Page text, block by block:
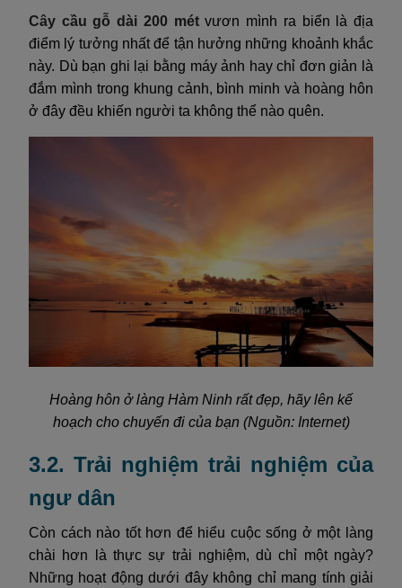
Cây cầu gỗ dài 200 métvươn mình ra biển là địa
điểm lý tưởng nhất để tận hưởng những khoảnh khắc
này. Dù bạn ghi lại bằng máy ảnh hay chỉ đơn giản là
đắm mình trong khung cảnh, bình minh và hoàng hôn
ở đây đều khiến người ta không thể nào quên.
Hoàng hôn ở làng Hàm Ninh rất đẹp, hãy lên kế
hoạch cho chuyến đi của bạn (Nguồn: Internet)
3.2. Trải nghiệm trải nghiệm của
ngư dân
Còn cách nào tốt hơn để hiểu cuộc sống ở một làng
chài hơn là thực sự trải nghiệm, dù chỉ một ngày?
Những hoạt động dưới đây không chỉ mang tính giải